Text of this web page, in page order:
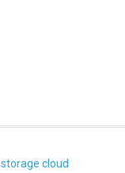
storage cloud